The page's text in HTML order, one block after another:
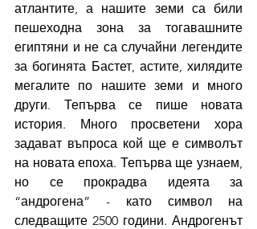
атлантите, а нашите земи са били
пешеходна зона за тогавашните
египтяни и не са случайни легендите
за богинята Бастет, астите, хилядите
мегалите по нашите земи и много
други. Тепърва се пише новата
история. Много просветени хора
задават въпроса кой ще е символът
на новата епоха. Тепърва ще узнаем,
но се прокрадва идеята за
“андрогена” - като символ на
следващите 2500 години. Андрогенът